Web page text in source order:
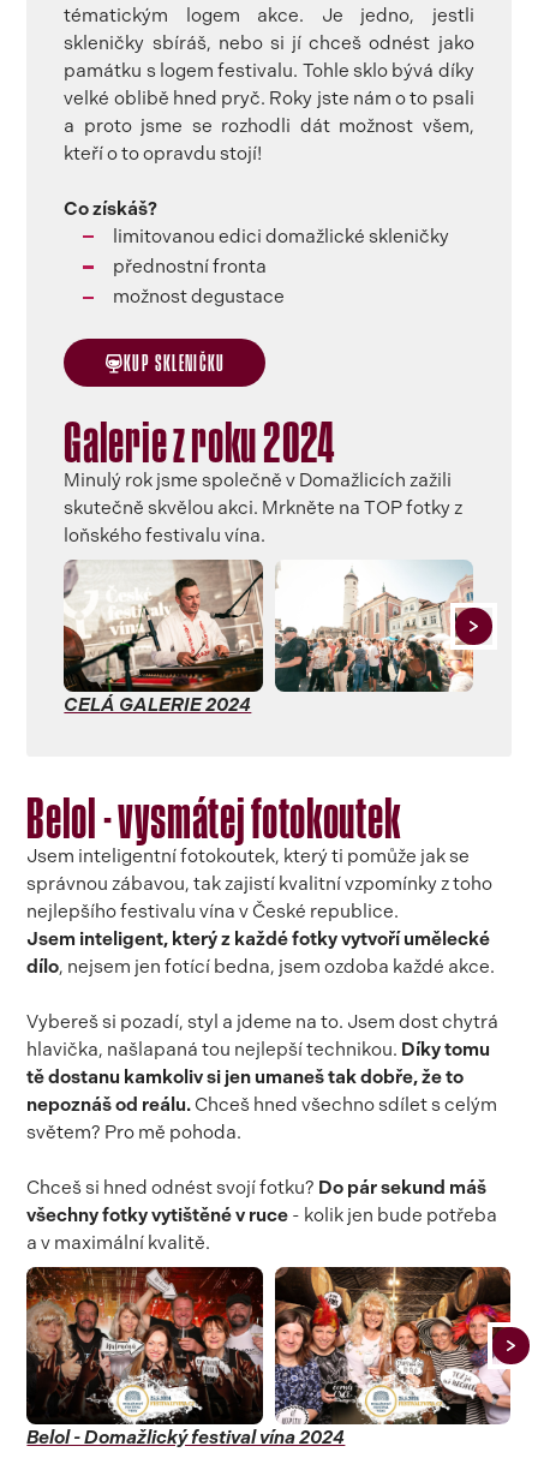
tématickým logem akce. Je jedno, jestli
skleničky sbíráš, nebo si jí chceš odnést jako
památku s logem festivalu. Tohle sklo bývá díky
velké oblibě hned pryč. Roky jste nám o to psali
a proto jsme se rozhodli dát možnost všem,
kteří o to opravdu stojí!
Co získáš?
limitovanou edici domažlické skleničky
⁠⁠přednostní fronta
⁠⁠⁠⁠možnost degustace
KUP SKLENIČKU
Galerie z roku 2024
Minulý rok jsme společně v Domažlicích zažili
skutečně skvělou akci. Mrkněte na TOP fotky z
loňského festivalu vína.
CELÁ GALERIE 2024
Belol - vysmátej fotokoutek
Jsem inteligentní fotokoutek, který ti pomůže jak se
správnou zábavou, tak zajistí kvalitní vzpomínky z toho
nejlepšího festivalu vína v České republice.
Jsem inteligent, který z každé fotky vytvoří umělecké
dílo, nejsem jen fotící bedna, jsem ozdoba každé akce.
Vybereš si pozadí, styl a jdeme na to. Jsem dost chytrá
hlavička, našlapaná tou nejlepší technikou. Díky tomu
tě dostanu kamkoliv si jen umaneš tak dobře, že to
nepoznáš od reálu.Chceš hned všechno sdílet s celým
světem? Pro mě pohoda.
Chceš si hned odnést svojí fotku? Do pár sekund máš
všechny fotky vytištěné v ruce - kolik jen bude potřeba
a v maximální kvalitě.
Belol - Domažlický festival vína 2024